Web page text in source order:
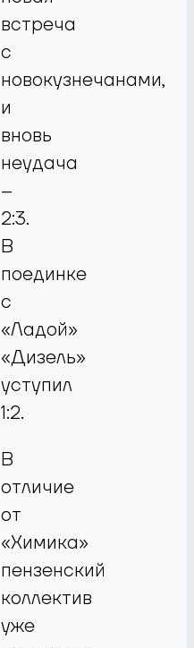
встреча
с
новокузнечанами,
и
вновь
неудача
–
2:3.
В
поединке
с
«Ладой»
«Дизель»
уступил
1:2.
В
отличие
от
«Химика»
пензенский
коллектив
уже